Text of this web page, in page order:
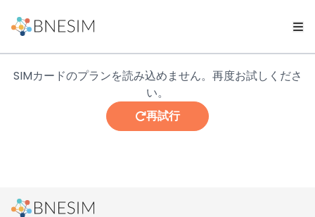
SIMカードのプランを読み込めません。再度お試しくださ
い。
再試行